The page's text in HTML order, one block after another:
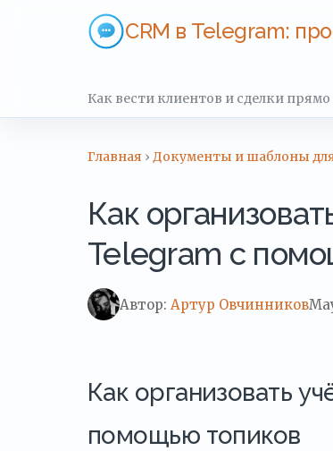
CRM в Telegram:
Как вести клиентов и сделки
Главная › Документы и шаблоны
Как
Telegram с
Автор: Артур Овчинников
Как организовать
помощью топиков